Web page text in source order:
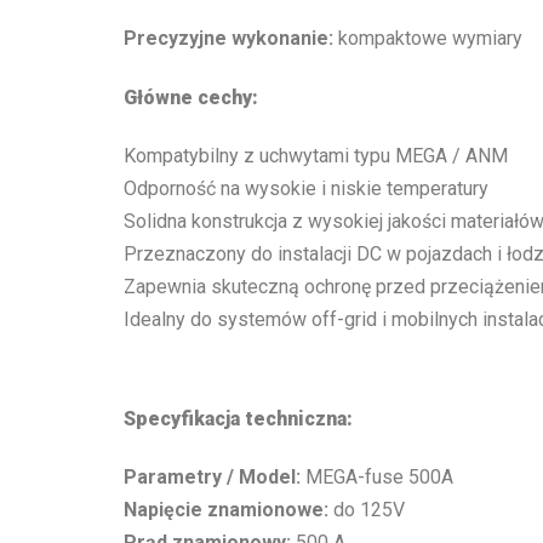
Precyzyjne wykonanie: kompaktowe wymiary
Główne cechy:
Kompatybilny z uchwytami typu MEGA / ANM
Odporność na wysokie i niskie temperatury
Solidna konstrukcja z wysokiej jakości materiałów
Przeznaczony do instalacji DC w pojazdach i
Zapewnia skuteczną ochronę przed
Idealny do systemów off-grid i mobilnych
Specyfikacja techniczna:
Parametry / Model: MEGA-fuse 500A
Napięcie znamionowe: do 125V